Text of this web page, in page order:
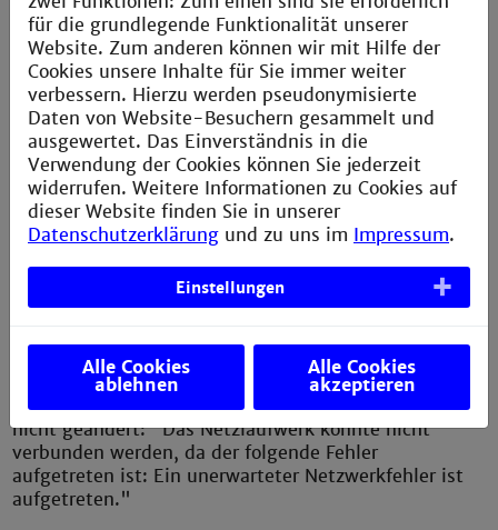
Passwort: Tragen Sie in das Feld "Passwort" bitte Ihr
zentrales Passwort ein, welches Sie auch im Intranet
oder im E-Mail-System verwenden.
Studierende
Name: Tragen Sie in das Feld "Name" bitte Ihre
Matrikelnummer ohne führende Null mit
vorangestellten "cit-ad\" ein. Das Zeichen "\"
erreichen Sie mit der Tastenkombination [SHIFT]+
[ALT]+[7].
Passwort: Tragen Sie in das Feld "Passwort" bitte Ihr
oder im E-Mail-System verwenden.
Sollten Sie hier die folgende Fehlermeldung erhalten,
so haben Sie Ihr Initialkennwort möglicherweise noch
nicht geändert: "Das Netzlaufwerk konnte nicht
verbunden werden, da der folgende Fehler
aufgetreten ist: Ein unerwarteter Netzwerkfehler ist
aufgetreten."
für die grundlegende Funktionalität unserer
Website. Zum anderen können wir mit Hilfe der
Cookies unsere Inhalte für Sie immer weiter
verbessern. Hierzu werden pseudonymisierte
Daten von Website-Besuchern gesammelt und
ausgewertet. Das Einverständnis in die
Verwendung der Cookies können Sie jederzeit
widerrufen. Weitere Informationen zu Cookies auf
dieser Website finden Sie in unserer
Datenschutzerklärung und zu uns im Impressum.
Einstellungen
Alle Cookies
ablehnen
Alle Cookies
akzeptieren